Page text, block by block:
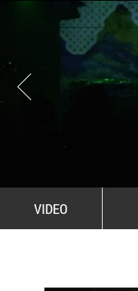
VIDEO